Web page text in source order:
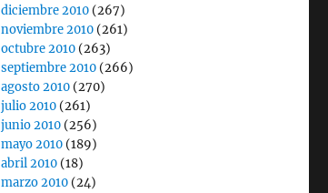
diciembre 2010 (267)
noviembre 2010 (261)
octubre 2010 (263)
septiembre 2010 (266)
agosto 2010 (270)
julio 2010 (261)
junio 2010 (256)
mayo 2010 (189)
abril 2010 (18)
marzo 2010 (24)